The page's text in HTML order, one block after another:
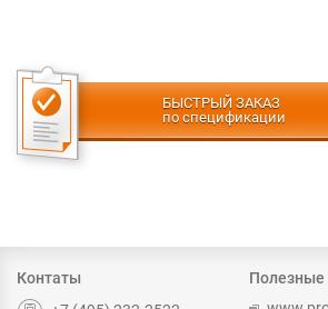
БЫСТРЫЙ ЗАКАЗ
по спецификации
Контаты
Полезные